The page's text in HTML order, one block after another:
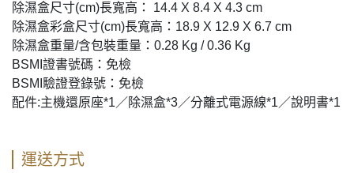
除濕盒尺寸(cm)長寬高： 14.4 X 8.4 X 4.3 cm
除濕盒彩盒尺寸(cm)長寬高：18.9 X 12.9 X 6.7 cm
除濕盒重量/含包裝重量：0.28 Kg / 0.36 Kg
BSMI證書號碼：免檢
BSMI驗證登錄號：免檢
配件:主機還原座*1／除濕盒*3／分離式電源線*1／說明書*1
運送方式